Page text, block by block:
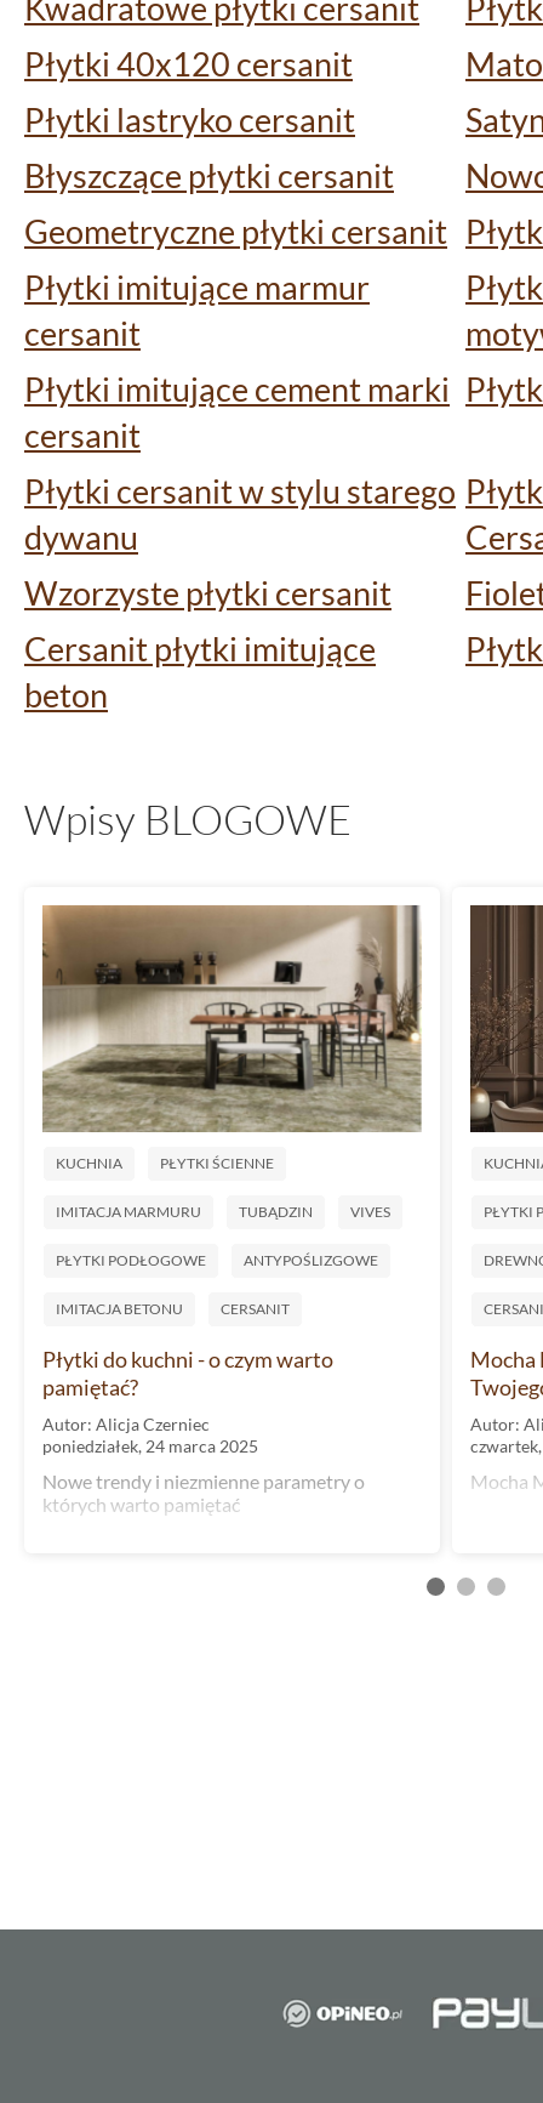
Płytki 40x120 cersanit
Płytki lastryko cersanit
Błyszczące płytki cersanit
Geometryczne płytki cersanit
Płytki imitujące marmur
cersanit
Płytki imitujące cement marki
cersanit
Płytki cersanit w stylu starego
dywanu
Wzorzyste płytki cersanit
Cersanit płytki imitujące
beton
Wpisy BLOGOWE
KUCHNIA PŁYTKI ŚCIENNE
IMITACJA MARMURU TUBĄDZIN VIVES
PŁYTKI PODŁOGOWE ANTYPOŚLIZGOWE
IMITACJA BETONU CERSANIT
Płytki do kuchni - o czym warto
pamiętać?
Autor: Alicja Czerniec
poniedziałek, 24 marca 2025
Nowe trendy i niezmienne parametry o
których warto pamiętać
PŁYTKI
Mocha
Autor:
Mocha